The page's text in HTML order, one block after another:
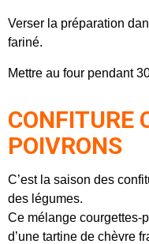
Verser la préparation
fariné.
Mettre au four pendant
CONFITURE
POIVRONS
C’est la saison des
des légumes.
Ce mélange courgettes-
d’une tartine de chèvre